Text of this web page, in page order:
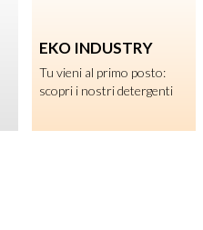
EKO INDUSTRY
Tu vieni al primo posto:
scopri i nostri detergenti